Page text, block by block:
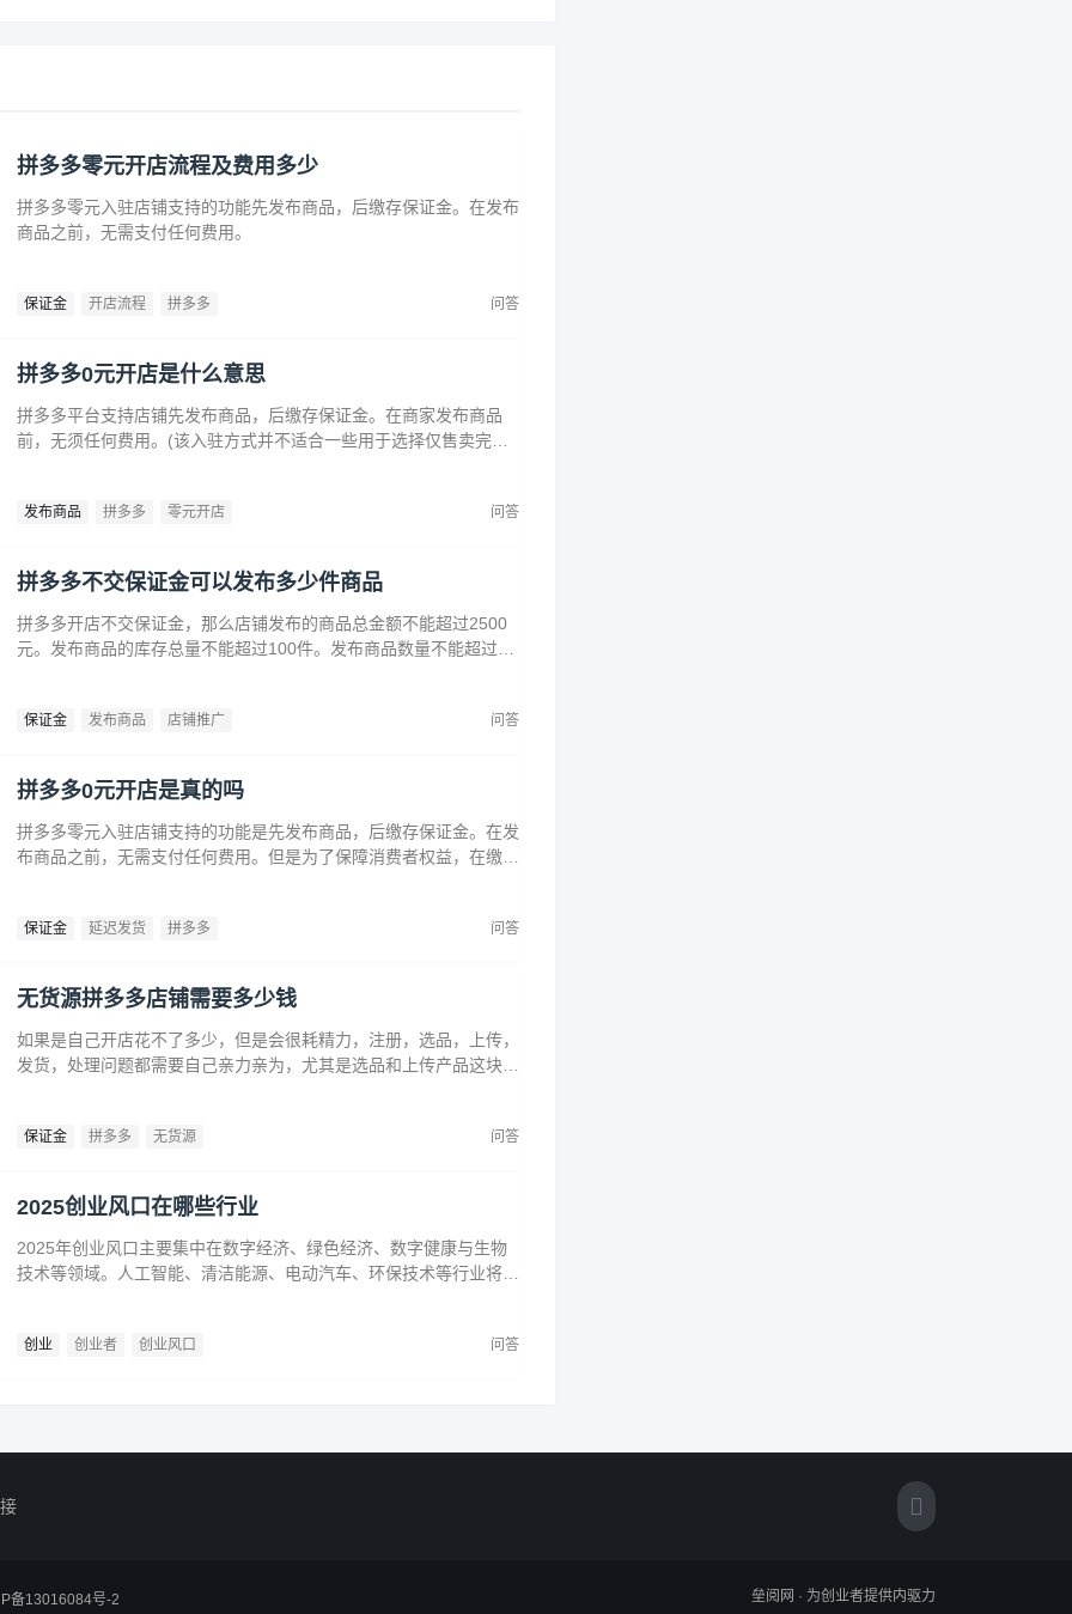
拼多多零元开店流程及费用多少
拼多多零元入驻店铺支持的功能先发布商品，后缴存保证金。在发布
商品之前，无需支付任何费用。
保证金 开店流程 拼多多 问答
拼多多0元开店是什么意思
拼多多平台支持店铺先发布商品，后缴存保证金。在商家发布商品
前，无须任何费用。(该入驻方式并不适合一些用于选择仅售卖完税
发布商品 拼多多 零元开店 问答
拼多多不交保证金可以发布多少件商品
拼多多开店不交保证金，那么店铺发布的商品总金额不能超过2500
元。发布商品的库存总量不能超过100件。发布商品数量不能超过20
保证金 发布商品 店铺推广 问答
拼多多0元开店是真的吗
拼多多零元入驻店铺支持的功能是先发布商品，后缴存保证金。在发
布商品之前，无需支付任何费用。但是为了保障消费者权益，在缴纳
保证金 延迟发货 拼多多 问答
无货源拼多多店铺需要多少钱
如果是自己开店花不了多少，但是会很耗精力，注册，选品，上传，
发货，处理问题都需要自己亲力亲为，尤其是选品和上传产品这块很
保证金 拼多多 无货源 问答
2025创业风口在哪些行业
2025年创业风口主要集中在数字经济、绿色经济、数字健康与生物
技术等领域。人工智能、清洁能源、电动汽车、环保技术等行业将迎
住这些前沿趋势，开拓新兴产业，创造商业价值。
创业 创业者 创业风口 问答
备13016084号-2 垒阅网 · 为创业者提供内驱力